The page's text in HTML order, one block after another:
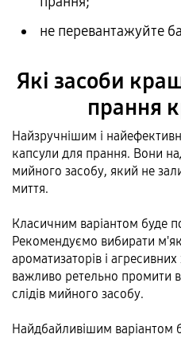
не перевантажуйте
Які засоби
прання
Найзручнішим і
капсули для прання. Вони
мийного засобу, який не
миття.
Класичним варіантом буде
Рекомендуємо вибирати
ароматизаторів і
важливо ретельно промити
слідів мийного засобу.
Найдбайливішим варіантом